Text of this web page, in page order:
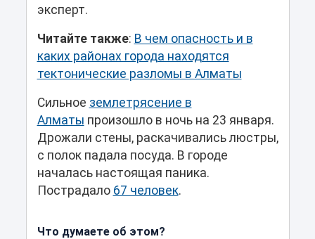
эксперт.
Читайте также: В чем опасность и в
каких районах города находятся
тектонические разломы в Алматы
Сильное землетрясение в
Алматы произошло в ночь на 23 января.
Дрожали стены, раскачивались люстры,
с полок падала посуда. В городе
началась настоящая паника.
Пострадало 67 человек.
Что думаете об этом?